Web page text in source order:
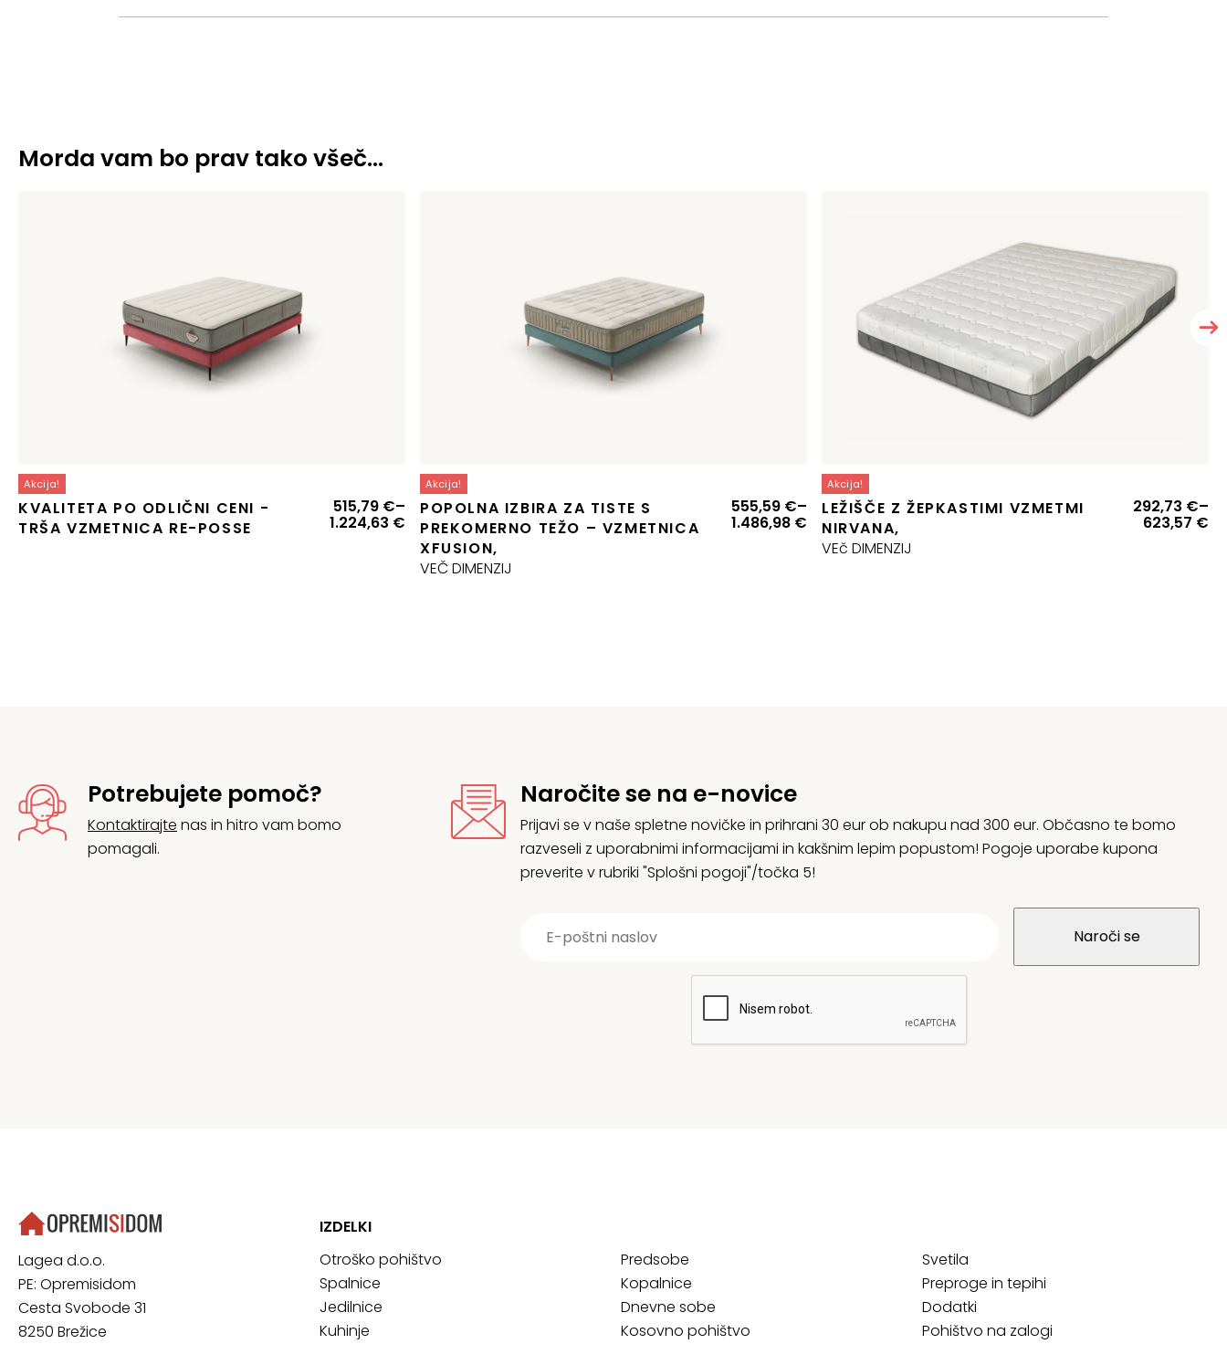
Morda vam bo prav tako všeč…
Akcija!
KVALITETA PO ODLIČNI CENI -
TRŠA VZMETNICA RE-POSSE
515,79 €–
1.224,63 €
Cenovni
razpon:
od
515,79 €
do
Akcija!
POPOLNA IZBIRA ZA TISTE S
PREKOMERNO TEŽO – VZMETNICA
XFUSION,
VEČ DIMENZIJ
555,59 €–
1.486,98 €
Cenovni
razpon:
od
555,59 €
Akcija!
LEŽIŠČE Z ŽEPKASTIMI VZMETMI
NIRVANA,
VEč DIMENZIJ
292,73 €–
623,57 €
Potrebujete pomoč?
Kontaktirajte nas in hitro vam bomo
pomagali.
Naročite se na e-novice
Prijavi se v naše spletne novičke in prihrani 30 eur ob nakupu nad 300 eur. Občasno te bomo
razveseli z uporabnimi informacijami in kakšnim lepim popustom! Pogoje uporabe kupona
preverite v rubriki "Splošni pogoji"/točka 5!
Lagea d.o.o.
PE: Opremisidom
Cesta Svobode 31
8250 Brežice
IZDELKI
Otroško pohištvo
Spalnice
Jedilnice
Kuhinje
Predsobe
Kopalnice
Dnevne sobe
Kosovno pohištvo
Svetila
Preproge in tepihi
Dodatki
Pohištvo na zalogi